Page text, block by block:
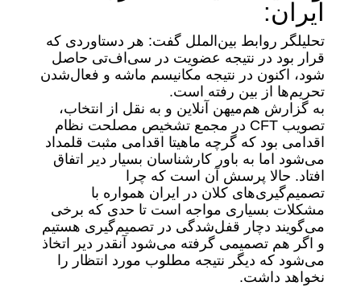
ایران:
تحلیلگر روابط بین‌الملل گفت: هر دستاوردی که
قرار بود در نتیجه عضویت در سی‌اف‌تی حاصل
شود، اکنون در نتیجه مکانیسم ماشه و فعال‌شدن
تحریم‌ها از بین رفته است.
به گزارش هم‌میهن آنلاین و به نقل از انتخاب،
تصویب CFT در مجمع تشخیص مصلحت نظام
اقدامی بود که گرچه ماهیتا اقدامی مثبت قلمداد
می‌شود اما به باور کارشناسان بسیار دیر اتفاق
افتاد. حالا پرسش آن است که چرا
تصمیم‌گیری‌های کلان در ایران همواره با
مشکلات بسیاری مواجه است تا حدی که برخی
می‌گویند دچار قفل‌شدگی در تصمیم‌گیری هستیم
و اگر هم تصمیمی گرفته می‌شود آنقدر دیر اتخاذ
می‌شود که دیگر نتیجه مطلوب مورد انتظار را
نخواهد داشت.